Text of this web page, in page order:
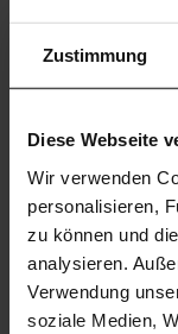
Zustimmung
Diese Webseite
Wir verwenden
personalisieren,
zu können und
analysieren.
Verwendung
soziale Medien,
Creating an
CUSTOMER SERVICE